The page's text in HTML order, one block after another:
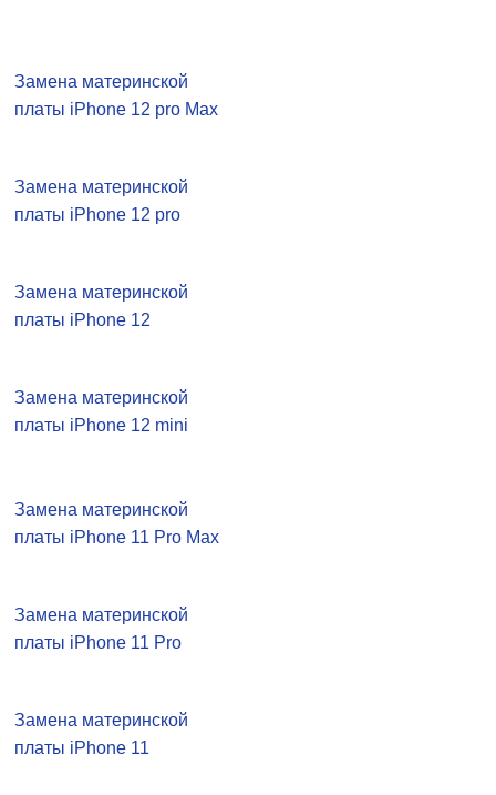
Замена материнской
платы iPhone 12 pro Max
Замена материнской
платы iPhone 12 pro
Замена материнской
платы iPhone 12
Замена материнской
платы iPhone 12 mini
Замена материнской
платы iPhone 11 Pro Max
Замена материнской
платы iPhone 11 Pro
Замена материнской
платы iPhone 11